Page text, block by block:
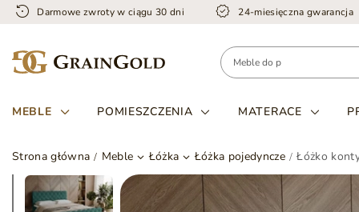
Darmowe zwroty w ciągu 30 dni 24-miesięczna gwarancja
MEBLE POMIESZCZENIA MATERACE
Strona główna Meble Łóżka Łóżka pojedyncze Łóżko